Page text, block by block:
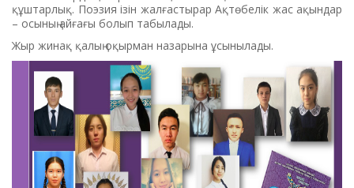
құштарлық. Поэзия ізін жалғастырар Ақтөбелік жас ақындар
– осының айғағы болып табылады.
Жыр жинақ қалың оқырман назарына ұсынылады.